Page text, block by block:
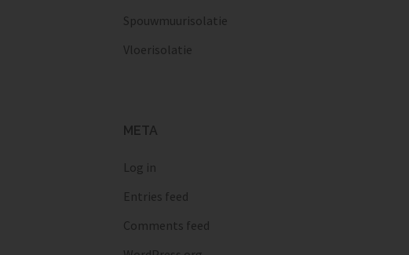
Spouwmuurisolatie
Vloerisolatie
META
Log in
Entries feed
Comments feed